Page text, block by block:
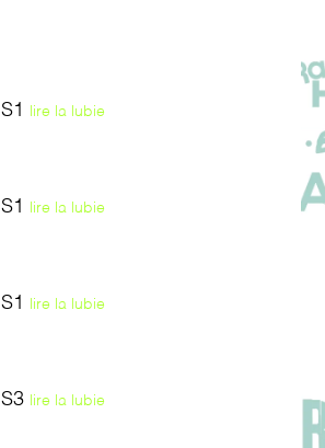
S1 lire la lubie
S1 lire la lubie
S1 lire la lubie
S3 lire la lubie